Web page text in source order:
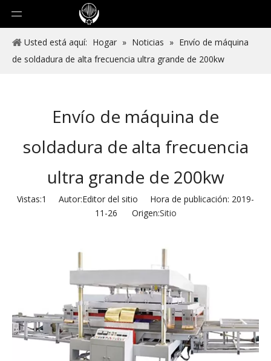
Usted está aquí: Hogar » Noticias » Envío de máquina
de soldadura de alta frecuencia ultra grande de 200kw
Envío de máquina de
soldadura de alta frecuencia
ultra grande de 200kw
Vistas:1
Autor:Editor del sitio Hora de publicación: 2019-
11-26 Origen:Sitio